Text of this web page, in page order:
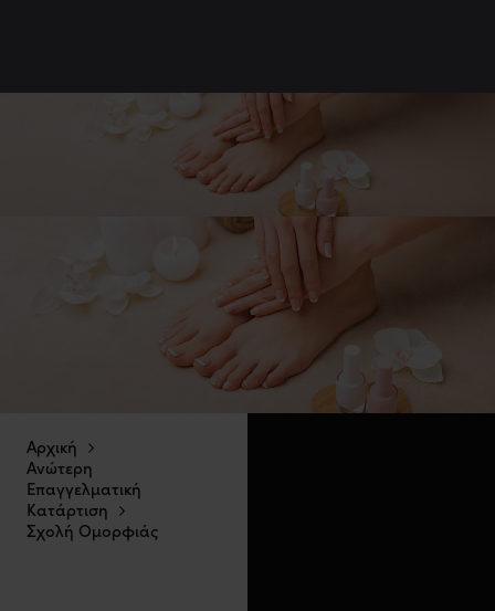
Αρχική
Ανώτερη
Επαγγελματική
Κατάρτιση
Σχολή Ομορφιάς